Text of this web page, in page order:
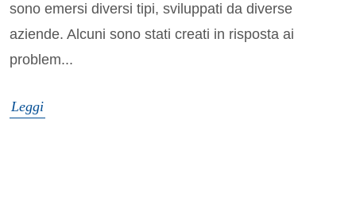
sono emersi diversi tipi, sviluppati da diverse
aziende. Alcuni sono stati creati in risposta ai
problem...
Leggi